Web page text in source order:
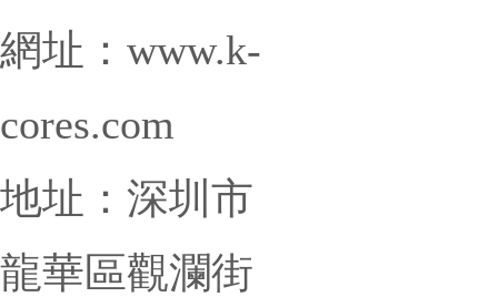
網址： www.k-
cores.com
地址：深圳市
龍華區觀瀾街